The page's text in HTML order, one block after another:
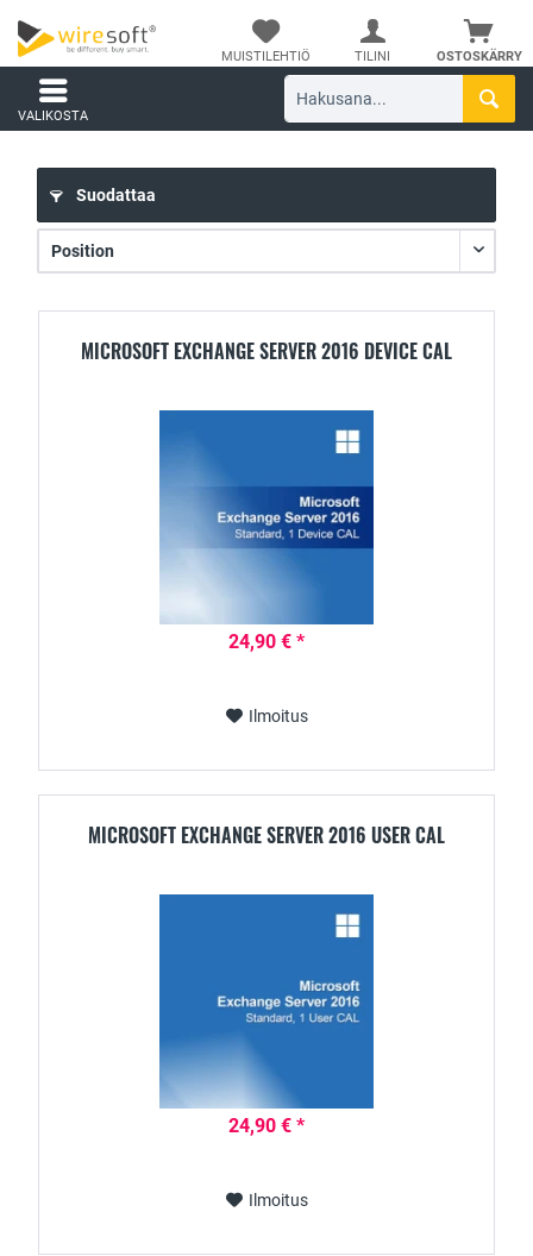
OSTOSKÄRRY
MUISTILEHTIÖ TILINI
VALIKOSTA
Suodattaa
MICROSOFT EXCHANGE SERVER 2016 DEVICE CAL
24,90 € *
Ilmoitus
MICROSOFT EXCHANGE SERVER 2016 USER CAL
24,90 € *
Ilmoitus